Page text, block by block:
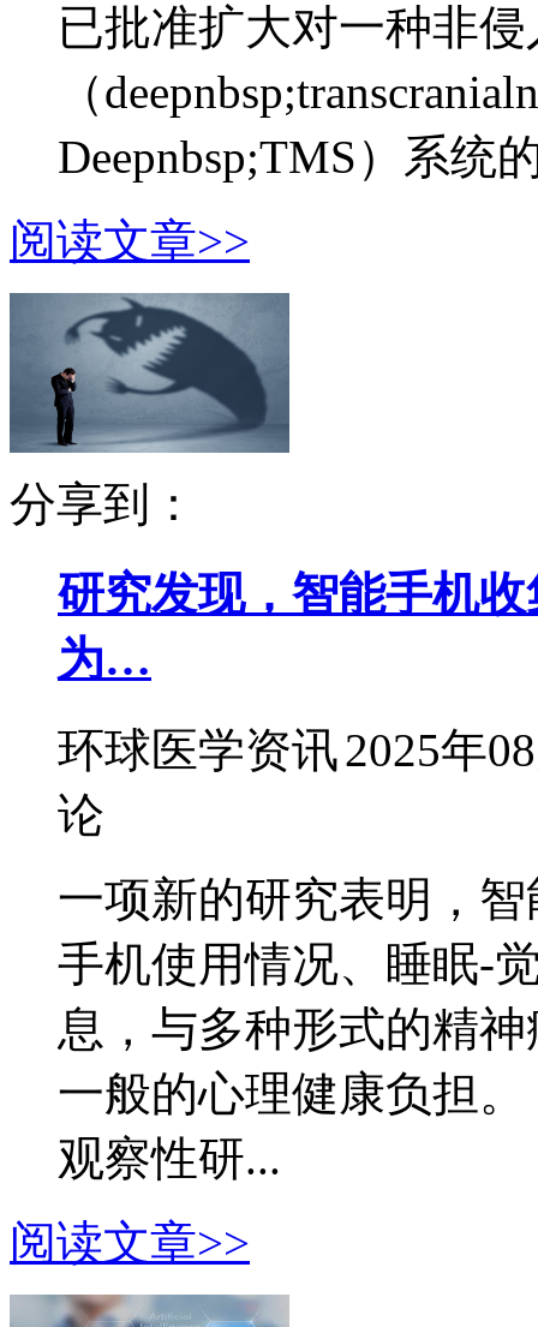
已批准扩大对一种非
（
Deepnbsp;TMS）系统
阅读文章>>
分享到：
研究发现，智能手机
为…
环球医学资讯2025年
论
一项新的研究表明，
手机使用情况、睡眠-
息，与多种形式的精
一般的心理健康负担
观察性研...
阅读文章>>